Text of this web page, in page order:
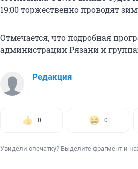
19:00 торжественно проводят
Отмечается, что подробная
администрации Рязани и
Редакция
0 0
Увидели опечатку? Выделите фрагмент и